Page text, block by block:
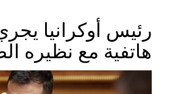
رئيس أوكرانيا
هاتفية مع نظيره